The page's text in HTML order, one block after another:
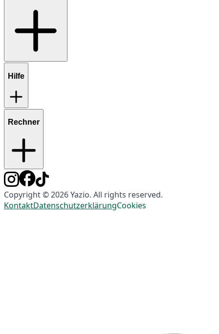
Hilfe
Rechner
Copyright © 2026 Yazio. All rights reserved.
KontaktDatenschutzerklärungCookies